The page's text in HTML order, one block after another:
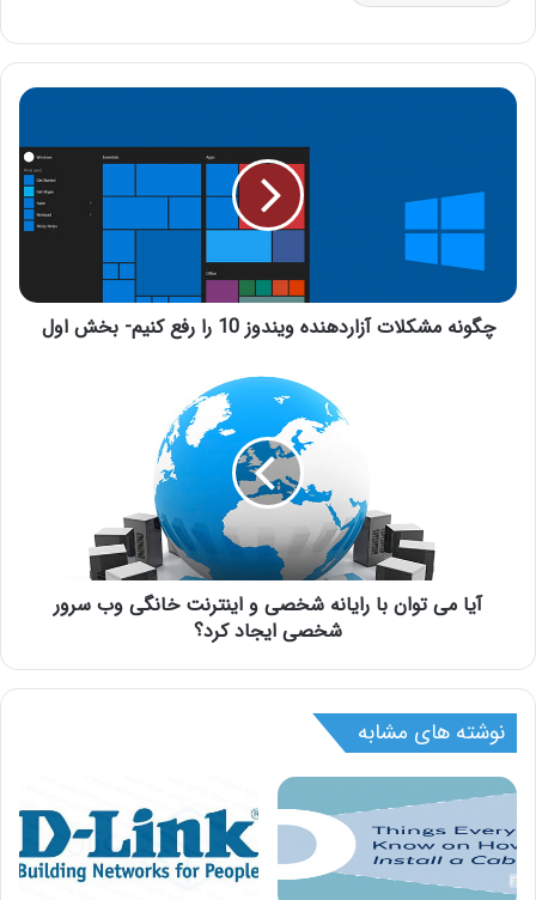
چگونه مشکلات آزاردهنده ویندوز 10 را رفع کنیم- بخش اول
آیا می توان با رایانه شخصی و اینترنت خانگی وب سرور
شخصی ایجاد کرد؟
نوشته های مشابه